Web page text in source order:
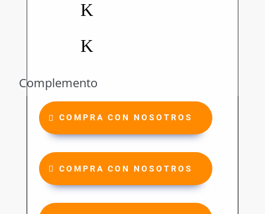
K
K
Complemento
COMPRA CON NOSOTROS
COMPRA CON NOSOTROS